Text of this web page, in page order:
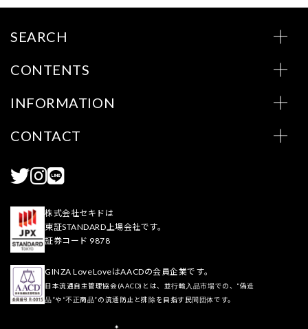
SEARCH
CONTENTS
INFORMATION
CONTACT
株式会社セキドは
東証STANDARD上場会社です。
証券コード 9878
GINZA LoveLoveはAACDの会員企業です。
日本流通自主管理協会(AACD)とは、並行輸入品市場での、“偽造
品”や“不正商品”の流通防止と排除を目指す民間団体です。